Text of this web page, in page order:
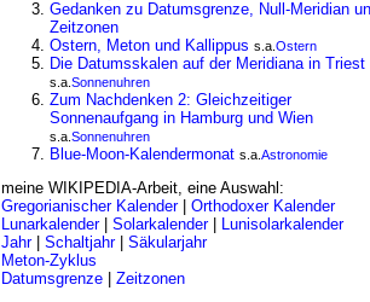
Gedanken zu Datumsgrenze, Null-Meridian
Zeitzonen
Ostern, Meton und Kallippus s.a. Ostern
Die Datumsskalen auf der Meridiana in Triest
s.a. Sonnenuhren
Zum Nachdenken 2: Gleichzeitiger
Sonnenaufgang in Hamburg und Wien
s.a. Sonnenuhren
Blue-Moon-Kalendermonat s.a. Astronomie
meine WIKIPEDIA-Arbeit, eine Auswahl:
Gregorianischer Kalender
Orthodoxer Kalender
Lunarkalender| Solarkalender|
Lunisolarkalender
Jahr| Schaltjahr| Säkularjahr
Meton-Zyklus
Datumsgrenze
Zeitzonen